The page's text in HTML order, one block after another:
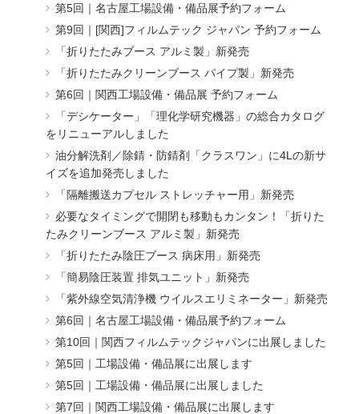
第5回｜名古屋工場設備・備品展予約フォーム
第9回｜[関西]フィルムテック ジャパン 予約フォーム
「折りたたみブース アルミ製」新発売
「折りたたみクリーンブース パイプ製」新発売
第6回｜関西工場設備・備品展 予約フォーム
「デシケーター」「理化学研究機器」の総合カタログ
をリニューアルしました
油分解洗剤／除錆・防錆剤「クラスワン」に4Lの新サ
イズを追加発売しました
「隔離搬送カプセル ストレッチャー用」新発売
必要なタイミングで開閉も移動もカンタン！「折りた
たみクリーンブース アルミ製」新発売
「折りたたみ陰圧ブース 病床用」新発売
「簡易陰圧装置 排気ユニット」新発売
「紫外線空気清浄機 ウイルスエリミネーター」新発売
第6回｜名古屋工場設備・備品展予約フォーム
第10回｜関西フィルムテックジャパンに出展しました
第5回｜工場設備・備品展に出展します
第5回｜工場設備・備品展に出展しました
第7回｜関西工場設備・備品展に出展します